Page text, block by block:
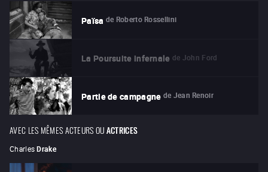
Païsa de Roberto Rossellini
La Poursuite infernale de John Ford
Partie de campagne de Jean Renoir
AVEC LES MÊMES ACTEURS OUACTRICES
Charles Drake